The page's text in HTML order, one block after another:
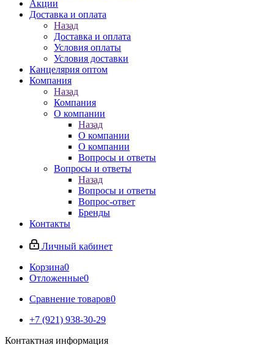
Акции
Доставка и оплата
Назад
Доставка и оплата
Условия оплаты
Условия доставки
Канцелярия оптом
Компания
Назад
Компания
О компании
Назад
О компании
О компании
Вопросы и ответы
Вопросы и ответы
Назад
Вопросы и ответы
Вопрос-ответ
Бренды
Контакты
Личный кабинет
Корзина0
Отложенные0
Сравнение товаров0
+7 (921) 938-30-29
Контактная информация